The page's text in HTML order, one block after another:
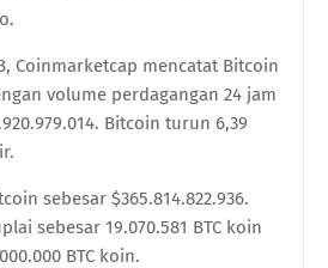
Coinmarketcap mencatat Bitcoin
volume perdagangan 24 jam
Bitcoin turun 6,39
sebesar $365.814.822.936.
sebesar 19.070.581 BTC koin
BTC koin.